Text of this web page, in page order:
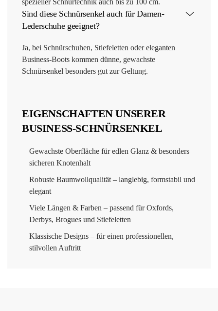
spezieller Schnürtechnik auch bis zu 100 cm.
Sind diese Schnürsenkel auch für Damen-
Lederschuhe geeignet?
Ja, bei Schnürschuhen, Stiefeletten oder eleganten
Business-Boots kommen dünne, gewachste
Schnürsenkel besonders gut zur Geltung.
EIGENSCHAFTEN UNSERER
BUSINESS-SCHNÜRSENKEL
Gewachste Oberfläche für edlen Glanz & besonders
sicheren Knotenhalt
Robuste Baumwollqualität – langlebig, formstabil und
elegant
Viele Längen & Farben – passend für Oxfords,
Derbys, Brogues und Stiefeletten
Klassische Designs – für einen professionellen,
stilvollen Auftritt